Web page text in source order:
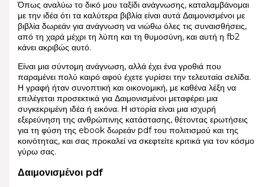
Όπως αναλύω το δικό μου ταξίδι ανάγνωσης, καταλαμβάνομαι
με την ιδέα ότι τα καλύτερα βιβλία είναι αυτά Δαιμονισμένοι με
βιβλία δωρεάν για ανάγνωση να νιώθω όλες τις συναισθήσεις,
από τη χαρά μέχρι τη λύπη και τη θυμοσύνη, και αυτή η fb2
κάνει ακριβώς αυτό.
Είναι μια σύντομη ανάγνωση, αλλά έχει ένα γροθιά που
παραμένει πολύ καιρό αφού έχετε γυρίσει την τελευταία σελίδα.
Η γραφή ήταν συνοπτική και οικονομική, με καθένα λέξη να
επιλέγεται προσεκτικά για Δαιμονισμένοι μεταφέρει μια
συγκεκριμένη ιδέα ή εικόνα. Η ιστορία είναι μια ισχυρή
εξερεύνηση της ανθρώπινης κατάστασης, θέτοντας ερωτήσεις
για τη φύση της ebook δωρεάν pdf του πολιτισμού και της
κοινότητας, και σας προκαλεί να σκεφτείτε κριτικά για τον κόσμο
γύρω σας.
Δαιμονισμένοι pdf